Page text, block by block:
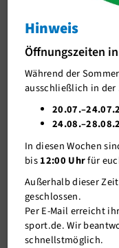
Spannende
Gesichter
Spannende
beim Duathlon
J-Team
Stellenangebote
Förderverein me-sport e.V.
Mitgliederservice
Verantwortung
Hinweis
Öffnungszeiten
Während der
ausschließlich in der
In diesen Wochen
bis12:00 Uhrfür
Außerhalb dieser
geschlossen.
Per E-Mail erreicht
sport.de. Wir
schnellstmöglich.